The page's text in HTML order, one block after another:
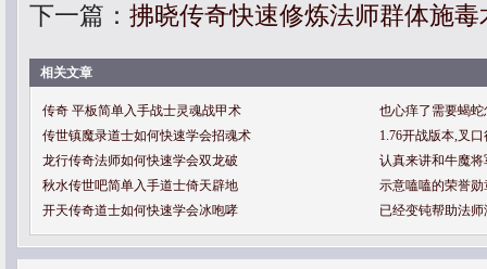
下一篇： 拂晓传奇快速修炼法师群体施毒
相关文章
传奇 平板简单入手战士灵魂战甲术
也心痒了需要蝎
传世镇魔录道士如何快速学会招魂术
1.76开战版本,叉
龙行传奇法师如何快速学会双龙破
认真来讲和牛魔
秋水传世吧简单入手道士倚天辟地
示意嗑嗑的荣誉
开天传奇道士如何快速学会冰咆哮
已经变钝帮助法